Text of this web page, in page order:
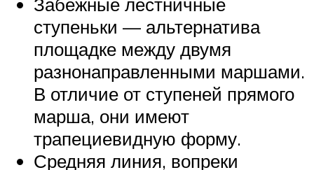
ступеньки — альтернатива
площадке между двумя
разнонаправленными маршами.
В отличие от ступеней прямого
марша, они имеют
трапециевидную форму.
Средняя линия, вопреки